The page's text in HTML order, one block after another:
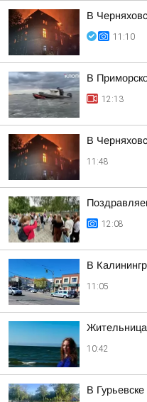
В
11:10
В
12:13
В
11:48
12:08
В
11:05
Жительница
10:42
В